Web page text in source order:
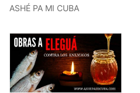
ASHÉ PA MI CUBA